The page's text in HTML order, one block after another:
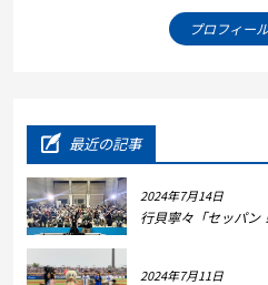
プロフィー
最近の記事
2024年7月14日
行貝寧々「セッパン
2024年7月11日